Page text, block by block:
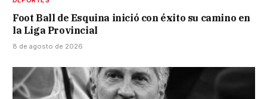
Foot Ball de Esquina inició con éxito su camino en
la Liga Provincial
8 de agosto de 2026